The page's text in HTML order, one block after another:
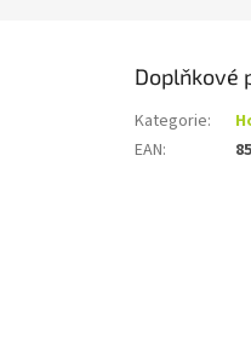
Doplňkové
Kategorie:
EAN: